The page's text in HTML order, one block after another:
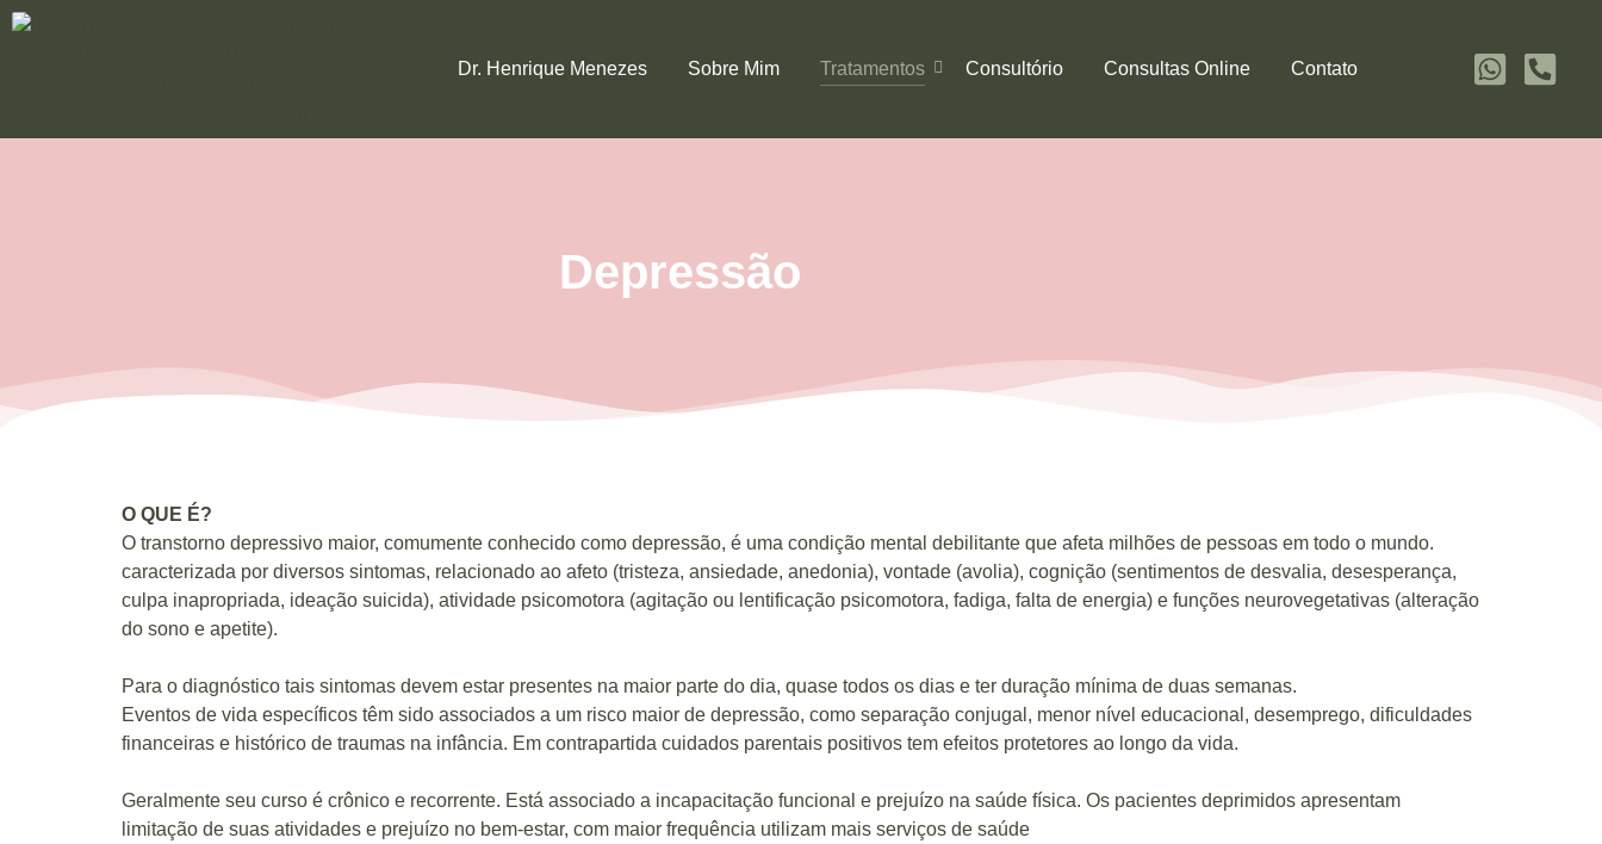
Dr. Henrique Menezes Sobre Mim Tratamentos Consultório Consultas Online Contato
Depressão
O QUE É?
O transtorno depressivo maior, comumente conhecido como depressão, é uma condição mental debilitante que afeta milhões de pessoas em todo o mundo.
caracterizada por diversos sintomas, relacionado ao afeto (tristeza, ansiedade, anedonia), vontade (avolia), cognição (sentimentos de desvalia, desesperança,
culpa inapropriada, ideação suicida), atividade psicomotora (agitação ou lentificação psicomotora, fadiga, falta de energia) e funções neurovegetativas (alteração
do sono e apetite).
Para o diagnóstico tais sintomas devem estar presentes na maior parte do dia, quase todos os dias e ter duração mínima de duas semanas.
Eventos de vida específicos têm sido associados a um risco maior de depressão, como separação conjugal, menor nível educacional, desemprego, dificuldades
financeiras e histórico de traumas na infância. Em contrapartida cuidados parentais positivos tem efeitos protetores ao longo da vida.
Geralmente seu curso é crônico e recorrente. Está associado a incapacitação funcional e prejuízo na saúde física. Os pacientes deprimidos apresentam
limitação de suas atividades e prejuízo no bem-estar, com maior frequência utilizam mais serviços de saúde